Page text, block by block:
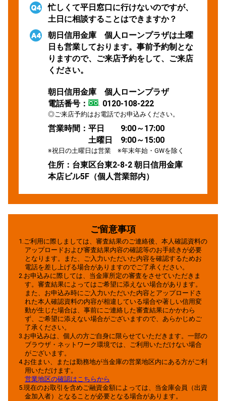
忙しくて平日窓口に行けないのですが、
土日に相談することはできますか？
朝日信用金庫 個人ローンプラザは土曜
日も営業しております。事前予約制とな
りますので、ご来店予約をして、ご来店
ください。
朝日信用金庫 個人ローンプラザ
電話番号：
0120-108-222
◎ご来店予約はお電話でお申込みください。
営業時間：平日 9:00～17:00
土曜日 9:00～15:00
※祝日の土曜日は営業 ※年末年始・GWを除く
住所：台東区台東2-8-2 朝日信用金庫
本店ビル5F（個人営業部内）
ご留意事項
1.ご利用に際しましては、審査結果のご連絡後、本人確認資料の
アップロードおよび審査結果内容の確認等のお手続きが必要
となります。また、ご入力いただいた内容を確認するためお
電話を差し上げる場合がありますのでご了承ください。
2.お申込みに際しては、当金庫所定の審査をさせていただきま
す。審査結果によってはご希望に添えない場合があります。
また、お申込み時にご入力いただいた内容とアップロードさ
れた本人確認資料の内容が相違している場合や著しい信用変
動が生じた場合は、事前にご連絡した審査結果にかかわら
ず、ご希望に添えない場合がございますので、あらかじめご
了承ください。
3.お申込みは、個人の方ご自身に限らせていただきます。一部の
ブラウザ・ネットワーク環境では、ご利用いただけない場合
がございます。
4.お住まい、または勤務地が当金庫の営業地区内にある方がご利
用いただけます。
営業地区の確認はこちらから
5.現在のお取引を含めご融資金額によっては、当金庫会員（出資
金加入者）となることが必要となる場合があります。